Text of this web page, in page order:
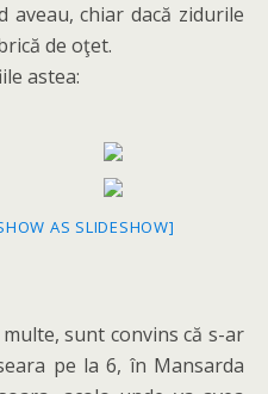
aveau, chiar dacă zidurile
de oţet.
astea:
AS SLIDESHOW]
sunt convins că s-ar
pe la 6, în Mansarda